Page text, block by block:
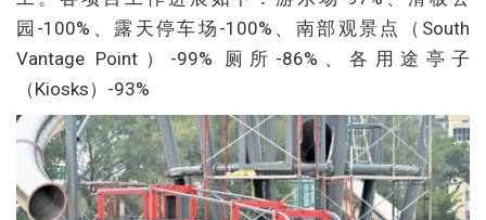
园-100%、露天停车场-100%、南部观景点（South
Vantage Point）-99% 厕所-86%、各用途亭子
（Kiosks）-93%